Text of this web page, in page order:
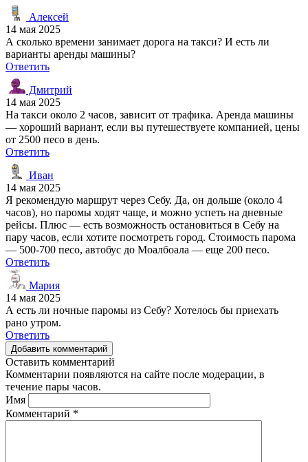
Алексей
14 мая 2025
А сколько времени занимает дорога на такси? И есть ли
варианты аренды машины?
Ответить
Дмитрий
14 мая 2025
На такси около 2 часов, зависит от трафика. Аренда машины
— хороший вариант, если вы путешествуете компанией, цены
от 2500 песо в день.
Ответить
Иван
14 мая 2025
Я рекомендую маршрут через Себу. Да, он дольше (около 4
часов), но паромы ходят чаще, и можно успеть на дневные
рейсы. Плюс — есть возможность остановиться в Себу на
пару часов, если хотите посмотреть город. Стоимость парома
— 500-700 песо, автобус до Моалбоала — еще 200 песо.
Ответить
Мария
14 мая 2025
А есть ли ночные паромы из Себу? Хотелось бы приехать
рано утром.
Ответить
Добавить комментарий
Оставить комментарий
Комментарии появляются на сайте после модерации, в
течение пары часов.
Имя
Комментарий *